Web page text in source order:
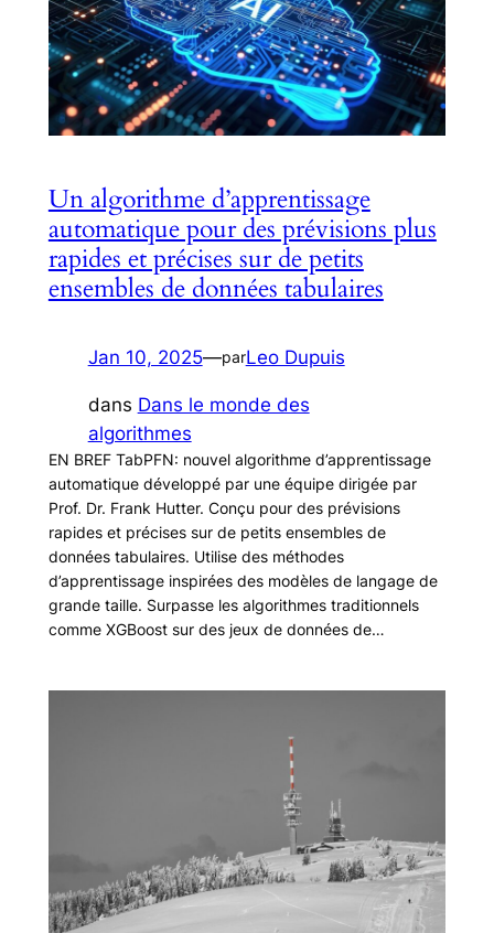
Un algorithme d’apprentissage
automatique pour des prévisions plus
rapides et précises sur de petits
ensembles de données tabulaires
Jan 10, 2025—parLeo Dupuis
dans Dans le monde des
algorithmes
EN BREF TabPFN: nouvel algorithme d’apprentissage
automatique développé par une équipe dirigée par
Prof. Dr. Frank Hutter. Conçu pour des prévisions
rapides et précises sur de petits ensembles de
données tabulaires. Utilise des méthodes
d’apprentissage inspirées des modèles de langage de
grande taille. Surpasse les algorithmes traditionnels
comme XGBoost sur des jeux de données de…